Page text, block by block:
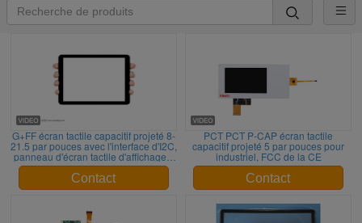
G+FF écran tactile capacitif projeté 8-
21.5 par pouces avec l'interface d'I2C,
panneau d'écran tactile d'affichage à
cristaux liquides
Contact
PCT PCT P-CAP écran tactile
capacitif projeté 5 par pouces pour
industriel, FCC de la CE
Contact